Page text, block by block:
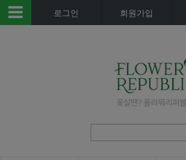
로그인 회원가입